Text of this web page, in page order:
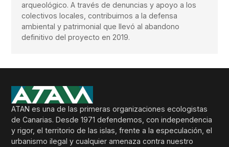
arqueológico. A través de denuncias y apoyo a los
colectivos locales, contribuimos a la defensa
ambiental y patrimonial que llevó al abandono
definitivo del proyecto en 2019.
ATAN es una de las primeras organizaciones ecologistas
de Canarias. Desde 1971 defendemos, con independencia
y rigor, el territorio de las islas, frente a la especulación, el
urbanismo ilegal y cualquier amenaza contra nuestro